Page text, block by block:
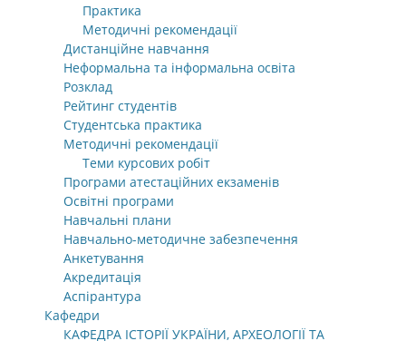
Практика
Методичні рекомендації
Дистанційне навчання
Неформальна та інформальна освіта
Розклад
Рейтинг студентів
Студентська практика
Методичні рекомендації
Теми курсових робіт
Програми атестаційних екзаменів
Освітні програми
Навчальні плани
Навчально-методичне забезпечення
Анкетування
Акредитація
Аспірантура
Кафедри
КАФЕДРА ІСТОРІЇ УКРАЇНИ, АРХЕОЛОГІЇ ТА